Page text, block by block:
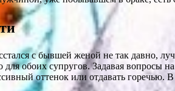
с бывшей женой не так давно,
для обоих супругов. Задавая
оттенок или отдавать